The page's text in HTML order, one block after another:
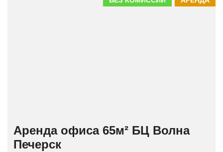
Аренда офиса 65м² БЦ Волна
Печерск